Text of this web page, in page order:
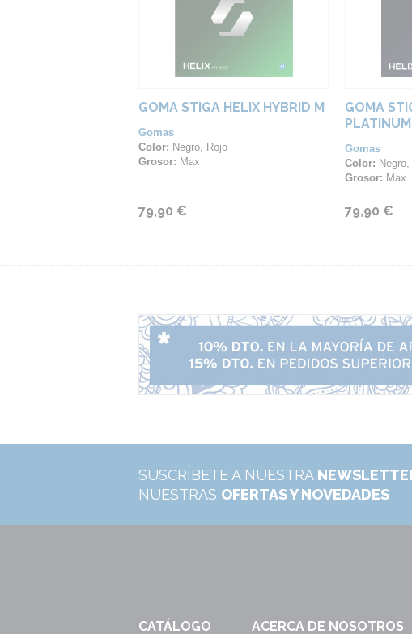
GOMA STIGA HELIX HYBRID M
Gomas
Color: Negro, Rojo
Grosor: Max
79,90 €
GOMA
Gomas
Color:
Grosor: Max
79,90 €
SUSCRÍBETE A NUESTRA
NUESTRAS OFERTAS Y NOVEDADES
CATÁLOGO ACERCA DE NOSOTROS